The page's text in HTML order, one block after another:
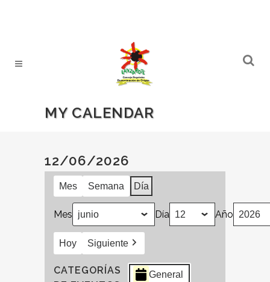
MY CALENDAR
12/06/2026
Mes Semana Día
Mes Día Año
Hoy Siguiente
CATEGORÍAS
General